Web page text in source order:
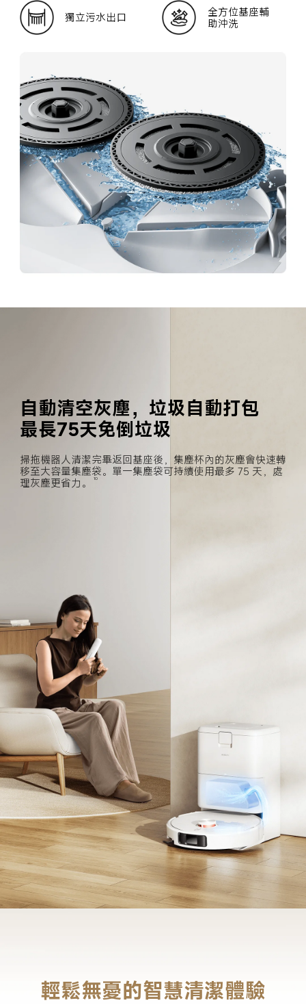
獨立污水出口
全方位基座輔
助沖洗
自動清空灰塵，垃圾自動打包
最長75天免倒垃圾
掃拖機器人清潔完畢返回基座後，集塵杯內的灰塵會快速轉
移至大容量集塵袋。單一集塵袋可持續使用最多 75 天，處
理灰塵更省力。
10
輕鬆無憂的智慧清潔體驗